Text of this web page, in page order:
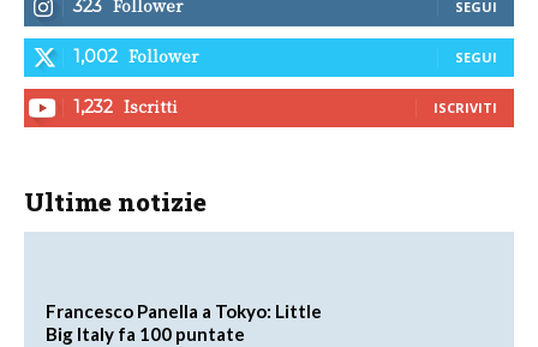
323 Follower SEGUI
1,002 Follower SEGUI
1,232 Iscritti ISCRIVITI
Ultime notizie
Francesco Panella a Tokyo: Little
Big Italy fa 100 puntate